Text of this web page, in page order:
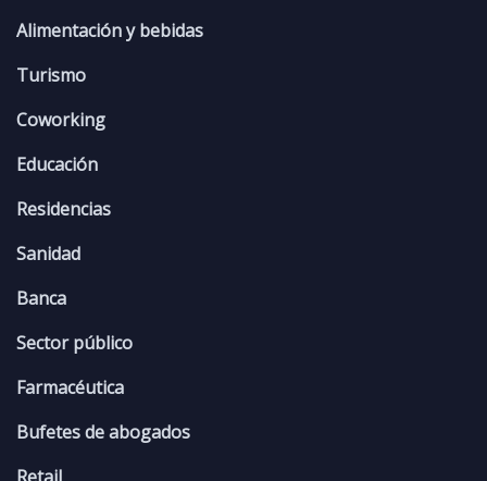
Alimentación y bebidas
Turismo
Coworking
Educación
Residencias
Sanidad
Banca
Sector público
Farmacéutica
Bufetes de abogados